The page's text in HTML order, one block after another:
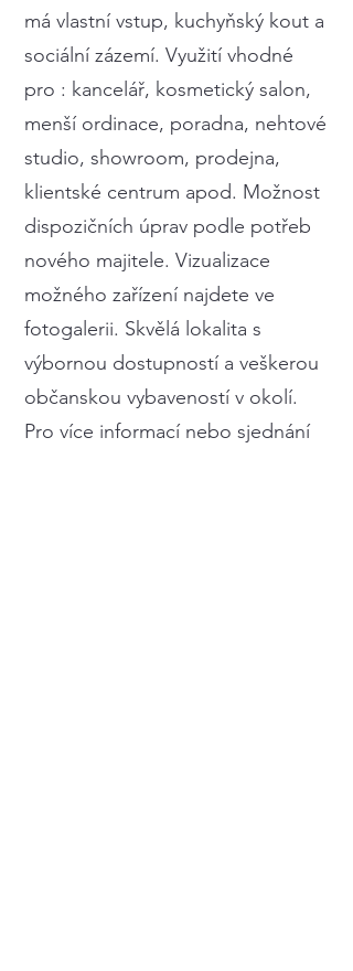
má vlastní vstup, kuchyňský kout a
sociální zázemí. Využití vhodné
pro : kancelář, kosmetický salon,
menší ordinace, poradna, nehtové
studio, showroom, prodejna,
klientské centrum apod. Možnost
dispozičních úprav podle potřeb
nového majitele. Vizualizace
možného zařízení najdete ve
fotogalerii. Skvělá lokalita s
výbornou dostupností a veškerou
občanskou vybaveností v okolí.
Pro více informací nebo sjednání